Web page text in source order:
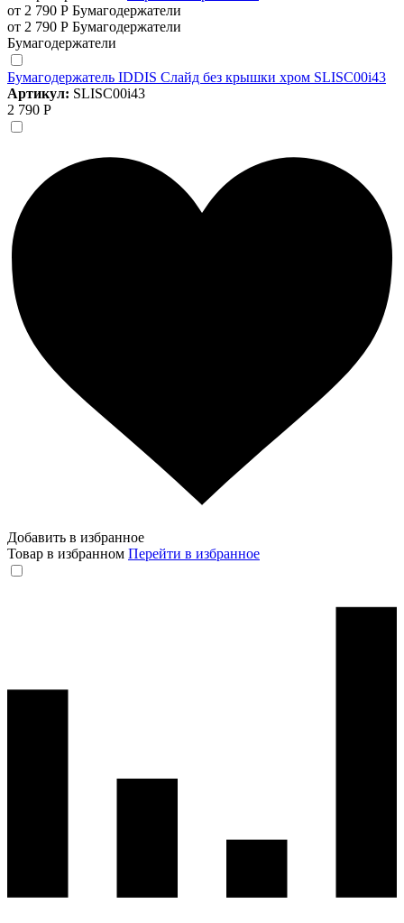
от 2 790 Р Бумагодержатели
от 2 790 Р Бумагодержатели
Бумагодержатели
Бумагодержатель IDDIS Слайд без крышки хром SLISC00i43
Артикул: SLISC00i43
2 790 Р
Добавить в избранное
Товар в избранном Перейти в избранное